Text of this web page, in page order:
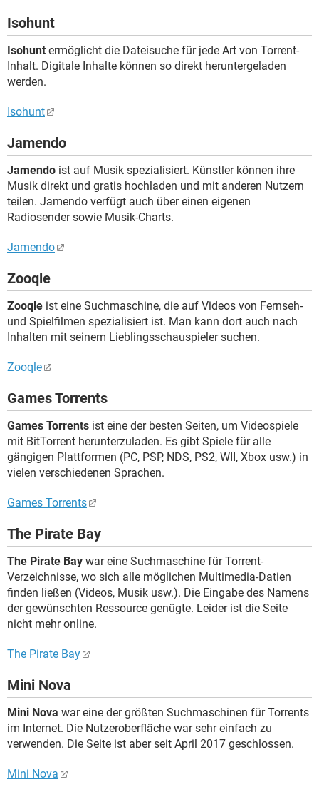
Isohunt
Isohunt ermöglicht die Dateisuche für jede Art von Torrent-
Inhalt. Digitale Inhalte können so direkt heruntergeladen
werden.
Isohunt
Jamendo
Jamendo ist auf Musik spezialisiert. Künstler können ihre
Musik direkt und gratis hochladen und mit anderen Nutzern
teilen. Jamendo verfügt auch über einen eigenen
Radiosender sowie Musik-Charts.
Jamendo
Zooqle
Zooqle ist eine Suchmaschine, die auf Videos von Fernseh-
und Spielfilmen spezialisiert ist. Man kann dort auch nach
Inhalten mit seinem Lieblingsschauspieler suchen.
Zooqle
Games Torrents
Games Torrents ist eine der besten Seiten, um Videospiele
mit BitTorrent herunterzuladen. Es gibt Spiele für alle
gängigen Plattformen (PC, PSP, NDS, PS2, WII, Xbox usw.) in
vielen verschiedenen Sprachen.
Games Torrents
The Pirate Bay
The Pirate Bay war eine Suchmaschine für Torrent-
Verzeichnisse, wo sich alle möglichen Multimedia-Datien
finden ließen (Videos, Musik usw.). Die Eingabe des Namens
der gewünschten Ressource genügte. Leider ist die Seite
nicht mehr online.
The Pirate Bay
Mini Nova
Mini Nova war eine der größten Suchmaschinen für Torrents
im Internet. Die Nutzeroberfläche war sehr einfach zu
verwenden. Die Seite ist aber seit April 2017 geschlossen.
Mini Nova